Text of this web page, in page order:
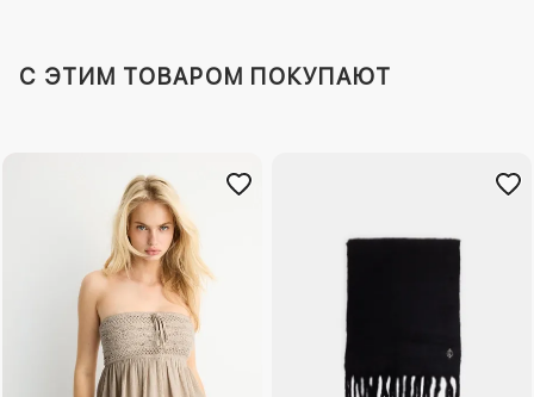
C ЭТИМ ТОВАРОМ ПОКУПАЮТ